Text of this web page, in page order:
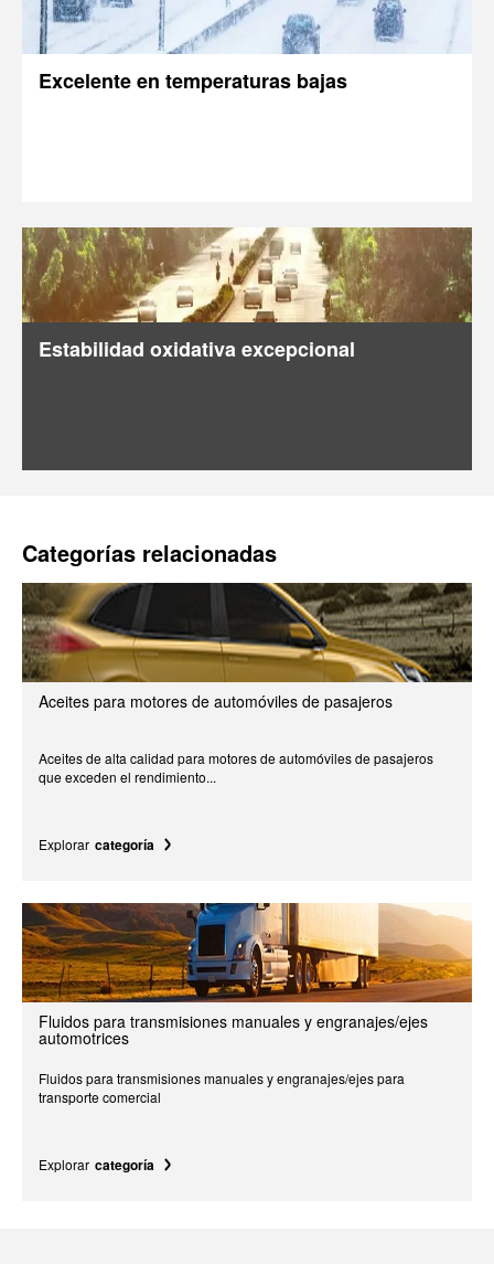
Excelente en temperaturas bajas
Estabilidad oxidativa excepcional
Categorías relacionadas
Aceites para motores de automóviles de pasajeros
Aceites de alta calidad para motores de automóviles de pasajeros
que exceden el rendimiento...
Explorar categoría
Fluidos para transmisiones manuales y engranajes/ejes
automotrices
Fluidos para transmisiones manuales y engranajes/ejes para
transporte comercial
Explorar categoría